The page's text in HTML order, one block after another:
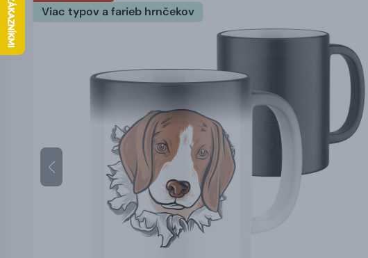
Viac typov a farieb hrnčekov